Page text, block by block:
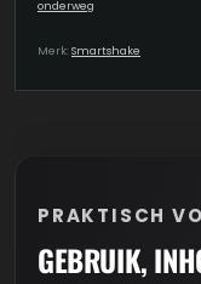
onderweg
Merk:Smartshake
PRAKTISCH
GEBRUIK,